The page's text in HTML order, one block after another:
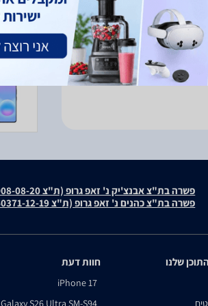
פרטים נוספים
פשרה בת"צ אבנצ'יק נ' זאפ גרופ (ת"צ 23008-08-20)
פשרה בת"צ כהנים נ' זאפ גרופ (ת"צ 60371-12-19)
שלנו חוות דעת
iPhone 17
Galaxy S26 Ultra SM-S94